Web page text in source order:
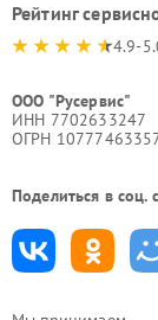
Рейтинг
4.9-
ООО "Русервис"
ИНН 7702633247
ОГРН
Поделиться в соц.